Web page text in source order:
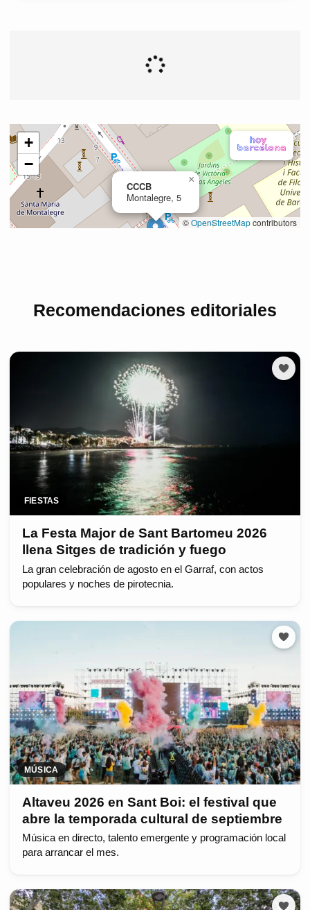
Recomendaciones editoriales
FIESTAS
La Festa Major de Sant Bartomeu 2026
llena Sitges de tradición y fuego
La gran celebración de agosto en el Garraf, con actos
populares y noches de pirotecnia.
MÚSICA
Altaveu 2026 en Sant Boi: el festival que
abre la temporada cultural de septiembre
Música en directo, talento emergente y programación local
para arrancar el mes.